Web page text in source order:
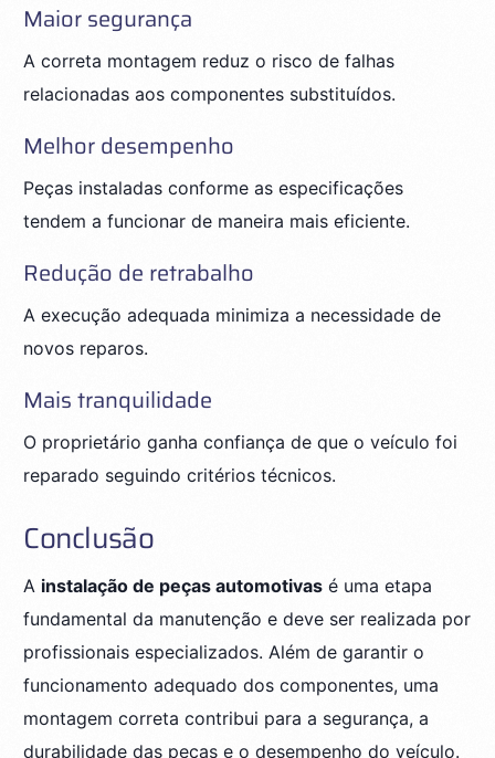
Maior segurança
A correta montagem reduz o risco de falhas
relacionadas aos componentes substituídos.
Melhor desempenho
Peças instaladas conforme as especificações
tendem a funcionar de maneira mais eficiente.
Redução de retrabalho
A execução adequada minimiza a necessidade de
novos reparos.
Mais tranquilidade
O proprietário ganha confiança de que o veículo foi
reparado seguindo critérios técnicos.
Conclusão
A instalação de peças automotivas é uma etapa
fundamental da manutenção e deve ser realizada por
profissionais especializados. Além de garantir o
funcionamento adequado dos componentes, uma
montagem correta contribui para a segurança, a
durabilidade das peças e o desempenho do veículo.